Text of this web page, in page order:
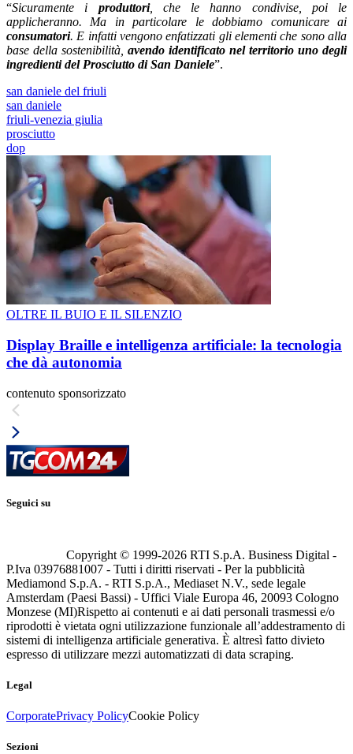
“Sicuramente i produttori, che le hanno condivise, poi le
applicheranno. Ma in particolare le dobbiamo comunicare ai
consumatori. E infatti vengono enfatizzati gli elementi che sono alla
base della sostenibilità, avendo identificato nel territorio uno degli
ingredienti del Prosciutto di San Daniele”.
san daniele del friuli
san daniele
friuli-venezia giulia
prosciutto
dop
OLTRE IL BUIO E IL SILENZIO
Display Braille e intelligenza artificiale: la tecnologia
che dà autonomia
contenuto sponsorizzato
Seguici su
Copyright © 1999-2026 RTI S.p.A. Business Digital -
P.Iva 03976881007 - Tutti i diritti riservati - Per la pubblicità
Mediamond S.p.A. - RTI S.p.A., Mediaset N.V., sede legale
Amsterdam (Paesi Bassi) - Uffici Viale Europa 46, 20093 Cologno
Monzese (MI)Rispetto ai contenuti e ai dati personali trasmessi e/o
riprodotti è vietata ogni utilizzazione funzionale all’addestramento di
sistemi di intelligenza artificiale generativa. È altresì fatto divieto
espresso di utilizzare mezzi automatizzati di data scraping.
Legal
CorporatePrivacy PolicyCookie Policy
Sezioni